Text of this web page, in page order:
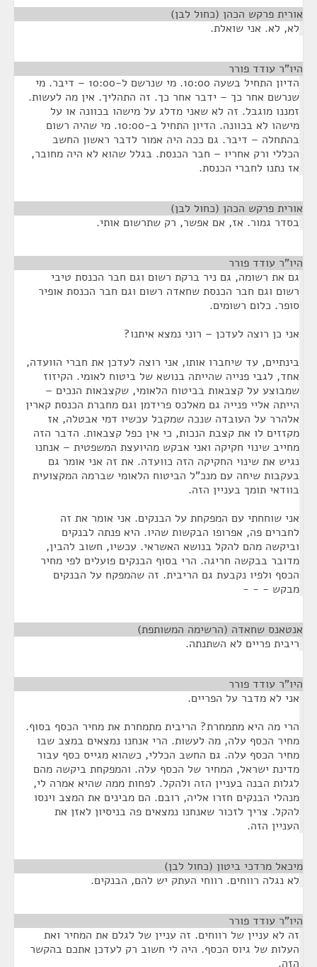
אורית פרקש הכהן (כחול לבן)
לא, לא. אני שואלת.
היו"ר עודד פורר
הדיון התחיל בשעה 10:00. מי שנרשם ל-10:00 – דיבר. מי
שנרשם אחר כך – ידבר אחר כך. זה התהליך. אין מה לעשות.
זמננו מוגבל. זה לא שאני מדלג על מישהו בכוונה או על
מישהו לא בכוונה. הדיון התחיל ב-10:00. מי שהיה רשום
בהתחלה – דיבר. גם ככה היה אמור לדבר ראשון החשב
הכללי ורק אחריו – חבר הכנסת. בגלל שהוא לא היה מחובר,
אז נתנו לחברי הכנסת.
אורית פרקש הכהן (כחול לבן)
בסדר גמור. אז, אם אפשר, רק שתרשום אותי.
היו"ר עודד פורר
גם את רשומה, גם ניר ברקת רשום וגם חבר הכנסת טיבי
רשום וגם חבר הכנסת שחאדה רשום וגם חבר הכנסת אופיר
סופר. כלום רשומים.
אני כן רוצה לעדכן – רוני נמצא איתנו?
בינתיים, עד שיחברו אותו, אני רוצה לעדכן את חברי הוועדה,
אחד, לגבי פנייה שהייתה בנושא של ביטוח לאומי. הקיזוז
שמבוצע על קצבאות בביטוח הלאומי, שקצבאות הנכים –
הייתה אליי פנייה גם מאלכס פרידמן וגם מחברת הכנסת קארין
אלהרר על העובדה שנכה שמקבל עכשיו דמי אבטלה, אז
מקזזים לו את קצבת הנכות, כי אין כפל קצבאות. הדבר הזה
מחייב שינוי חקיקה ואני אבקש מהיועצת המשפטית – אנחנו
נגיש את שינוי החקיקה הזה כוועדה. את זה אני אומר גם
בעקבות שיחה עם מנכ"ל הביטוח הלאומי שברמה המקצועית
בוודאי תומך בעניין הזה.
אני שוחחתי עם המפקחת על הבנקים. אני אומר את זה
לחברים פה, אפרופו הבקשות שהיו. היא פנתה לבנקים
וביקשה מהם להקל בנושא האשראי. עכשיו, חשוב להבין,
מדובר בבקשה חריגה. הרי בסוף הבנקים פועלים לפי מחיר
הכסף ולפיו נקבעת גם הריבית. זה שהמפקח על הבנקים
מבקש - - -
אנטאנס שחאדה (הרשימה המשותפת)
ריבית פריים לא השתנתה.
היו"ר עודד פורר
אני לא מדבר על הפריים.
הרי מה היא מתמחרת? הריבית מתמחרת את מחיר הכסף בסוף.
מחיר הכסף עלה, מה לעשות. הרי אנחנו נמצאים במצב שבו
מחיר הכסף עלה. גם החשב הכללי, כשהוא מגייס כסף עבור
מדינת ישראל, המחיר של הכסף עלה. והמפקחת ביקשה מהם
לגלות הבנה בעניין הזה ולהקל. לפחות ממה שהיא אמרה לי,
מנהלי הבנקים חזרו אליה, רובם. הם מבינים את המצב וינסו
להקל. צריך לזכור שאנחנו נמצאים פה בניסיון לאזן את
העניין הזה.
מיכאל מרדכי ביטון (כחול לבן)
לא נגלה רווחים. רווחי העתק יש להם, הבנקים.
היו"ר עודד פורר
זה לא עניין של רווחים. זה עניין של לגלם את המחיר ואת
העלות של גיוס הכסף. היה לי חשוב רק לעדכן אתכם בהקשר
הזה.